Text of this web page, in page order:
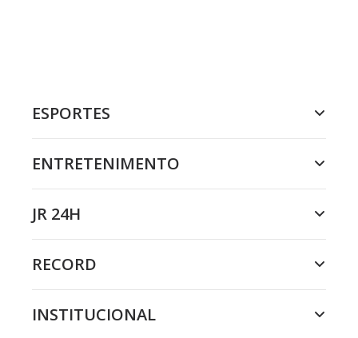
ESPORTES
ENTRETENIMENTO
JR 24H
RECORD
INSTITUCIONAL